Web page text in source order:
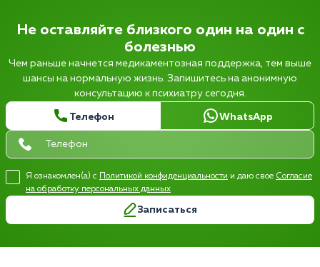
Не оставляйте близкого один на один с
болезнью
Чем раньше начнется медикаментозная поддержка, тем выше
шансы на нормальную жизнь. Запишитесь на анонимную
консультацию к психиатру сегодня.
Телефон WhatsApp
Я ознакомлен(а) с Политикой конфиденциальности и даю свое Согласие
на обработку персональных данных
Записаться